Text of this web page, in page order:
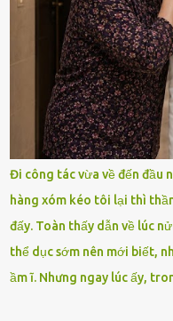
Đi công tác vừa về đến đầu
hàng xóm kéo tôi lại thì
đấy. Toàn thấy dẫn về lúc
thể dục sớm nên mới biết,
ầm ĩ. Nhưng ngay lúc ấy,